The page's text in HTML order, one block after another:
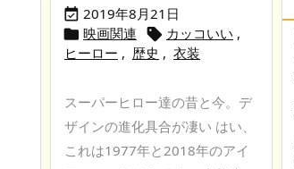
 2019年8月21日
 映画関連  カッコいい ,
ヒーロー , 歴史 , 衣装
スーパーヒロー達の昔と今。デ
ザインの進化具合が凄い はい、
これは1977年と2018年のアイ